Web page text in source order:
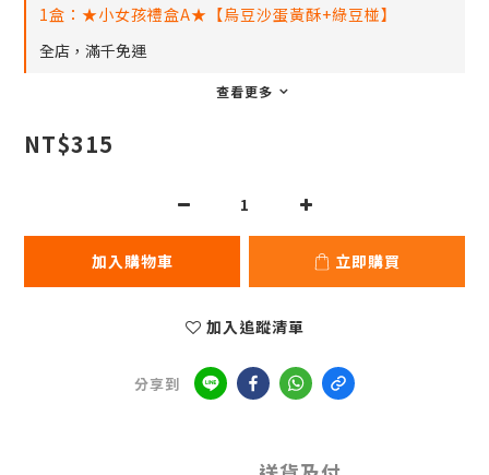
1盒：★小女孩禮盒A★【烏豆沙蛋黃酥+綠豆椪】
全店，滿千免運
查看更多
NT$315
加入購物車 立即購買
加入追蹤清單
分享到